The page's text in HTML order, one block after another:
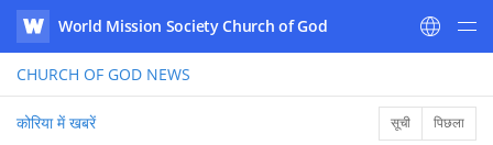
WATV
World Mission Society Church of God
CHURCH OF GOD NEWS
कोरिया में खबरें सूची पिछला